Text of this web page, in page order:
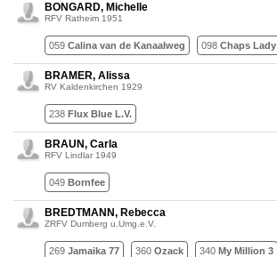
BONGARD, Michelle
RFV Ratheim 1951
059 Calina van de Kanaalweg 098 Chaps Lady
BRAMER, Alissa
RV Kaldenkirchen 1929
238 Flux Blue L.V.
BRAUN, Carla
RFV Lindlar 1949
049 Bornfee
BREDTMANN, Rebecca
ZRFV Dumberg u.Umg.e.V.
269 Jamaika 77 360 Ozack 340 My Million 3